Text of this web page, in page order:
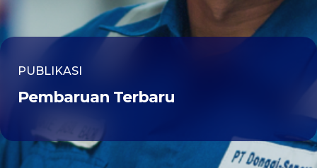
PUBLIKASI
Pembaruan Terbaru